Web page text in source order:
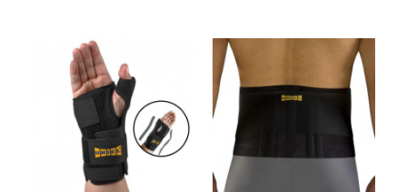
muunnelma.
tehdä
valinnat
tuotteen
sivulla.